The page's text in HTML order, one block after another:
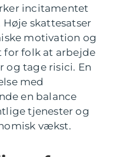
incitamentet
skattesatser
motivation og
folk at arbejde
og tage risici. En
med
en balance
tjenester og
vækst.